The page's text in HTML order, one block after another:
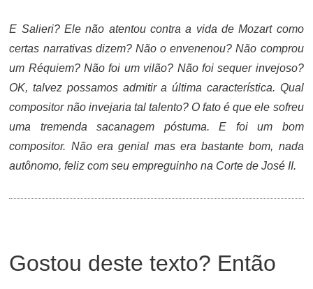
E Salieri? Ele não atentou contra a vida de Mozart como
certas narrativas dizem? Não o envenenou? Não comprou
um Réquiem? Não foi um vilão? Não foi sequer invejoso?
OK, talvez possamos admitir a última característica. Qual
compositor não invejaria tal talento? O fato é que ele sofreu
uma tremenda sacanagem póstuma. E foi um bom
compositor. Não era genial mas era bastante bom, nada
autônomo, feliz com seu empreguinho na Corte de José II.
Gostou deste texto? Então